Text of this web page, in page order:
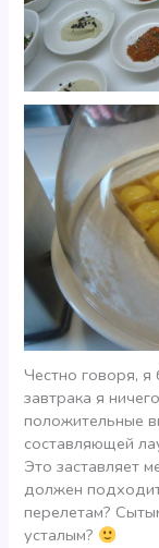
Честно говоря,
завтрака я
положительные
составляющей
Это заставляет
должен
перелетам?
усталым?